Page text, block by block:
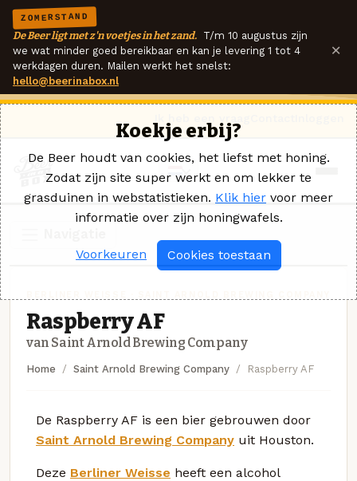
ZOMERSTAND
De Beer ligt met z'n voetjes in het zand. T/m 10 augustus zijn
we wat minder goed bereikbaar en kan je levering 1 tot 4
werkdagen duren. Mailen werkt het snelst:
hello@beerinabox.nl
×
Raspberry AF
van Saint Arnold Brewing Company
Home Saint Arnold Brewing Company Raspberry AF
De Raspberry AF is een bier gebrouwen door
Saint Arnold Brewing Company uit Houston.
Deze Berliner Weisse heeft een alcohol
Koekje erbij?
De Beer houdt van cookies, het liefst met honing.
Zodat zijn site super werkt en om lekker te
grasduinen in webstatistieken. Klik hier voor meer
informatie over zijn honingwafels.
Voorkeuren Cookies toestaan